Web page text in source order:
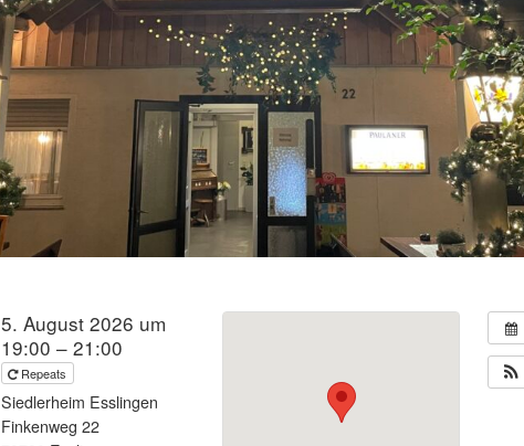
5. August 2026 um
19:00 – 21:00
Repeats
Siedlerheim Esslingen
Finkenweg 22